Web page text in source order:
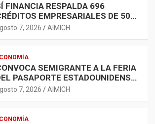
FINANCIA RESPALDA 696
EMPRESARIALES DE 500
A 5 MDP
7, 2026 AIMICH
SEMIGRANTE A LA FERIA
PASAPORTE ESTADOUNIDENSE
7, 2026 AIMICH